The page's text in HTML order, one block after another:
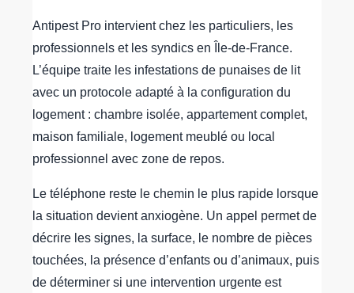
Antipest Pro intervient chez les particuliers, les
professionnels et les syndics en Île-de-France.
L’équipe traite les infestations de punaises de lit
avec un protocole adapté à la configuration du
logement : chambre isolée, appartement complet,
maison familiale, logement meublé ou local
professionnel avec zone de repos.
Le téléphone reste le chemin le plus rapide lorsque
la situation devient anxiogène. Un appel permet de
décrire les signes, la surface, le nombre de pièces
touchées, la présence d’enfants ou d’animaux, puis
de déterminer si une intervention urgente est